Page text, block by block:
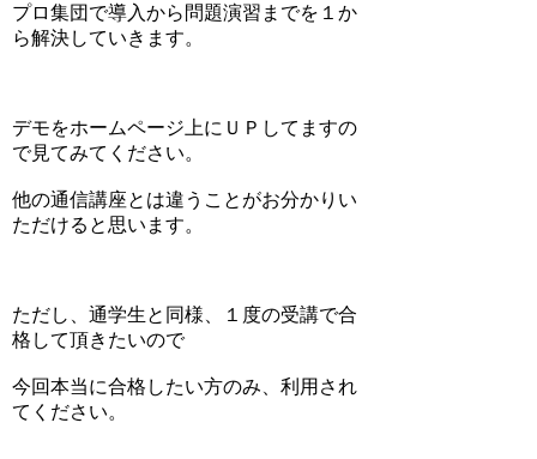
プロ集団で導入から問題演習までを１か
ら解決していきます。
デモをホームページ上にＵＰしてますの
で見てみてください。
他の通信講座とは違うことがお分かりい
ただけると思います。
ただし、通学生と同様、１度の受講で合
格して頂きたいので
今回本当に合格したい方のみ、利用され
てください。